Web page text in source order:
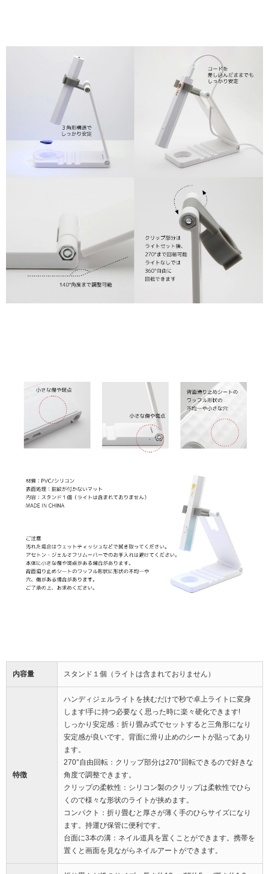
内容量 スタンド１個（ライトは含まれておりません）
特徴
ハンディジェルライトを挟むだけで秒で卓上ライトに変身
します!手に持つ必要なく思った時に楽々硬化できます!
しっかり安定感：折り畳み式でセットすると三角形になり
安定感が良いです。背面に滑り止めのシートが貼ってあり
ます。
270°自由回転：クリップ部分は270°回転できるので好きな
角度で調整できます。
クリップの柔軟性：シリコン製のクリップは柔軟性でひら
くので様々な形状のライトが挟めます。
コンパクト：折り畳むと厚さが薄く手のひらサイズになり
ます。持運び保管に便利です。
台面に3本の溝：ネイル道具を置くことができます。携帯を
置くと画面を見ながらネイルアートができます。